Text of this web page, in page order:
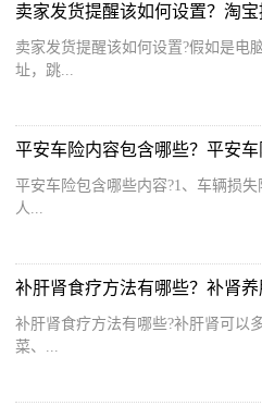
卖家发货提醒该如何设置？淘宝
卖家发货提醒该如何设置?假如是电
址，跳...
平安车险内容包含哪些？平安车
平安车险包含哪些内容?1、车辆损
人...
补肝肾食疗方法有哪些？补肾养
补肝肾食疗方法有哪些?补肝肾可以
菜、...